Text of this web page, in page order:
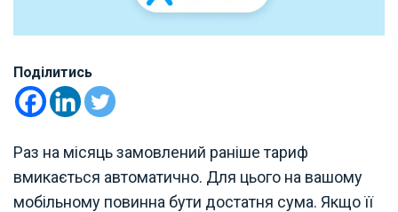
Поділитись
Раз на місяць замовлений раніше тариф
вмикається автоматично. Для цього на вашому
мобільному повинна бути достатня сума. Якщо її